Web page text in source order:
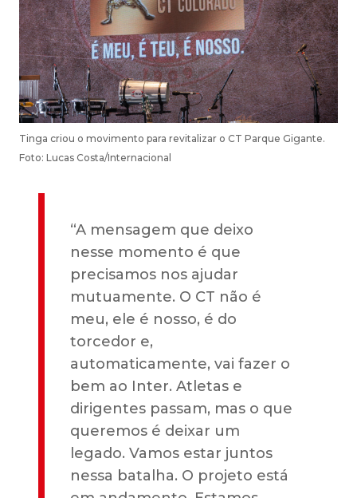
Tinga criou o movimento para revitalizar o CT Parque Gigante.
Foto: Lucas Costa/Internacional
“A mensagem que deixo
nesse momento é que
precisamos nos ajudar
mutuamente. O CT não é
meu, ele é nosso, é do
torcedor e,
automaticamente, vai fazer o
bem ao Inter. Atletas e
dirigentes passam, mas o que
queremos é deixar um
legado. Vamos estar juntos
nessa batalha. O projeto está